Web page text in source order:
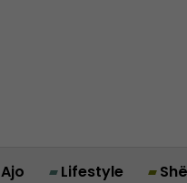
Ajo Lifestyle